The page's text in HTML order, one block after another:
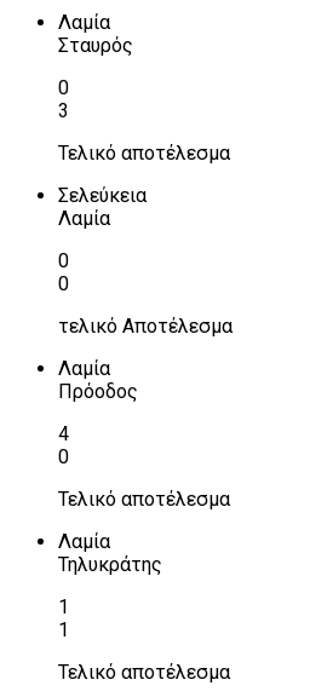
Λαμία
Σταυρός
0
3
Τελικό αποτέλεσμα
Σελεύκεια
Λαμία
0
0
τελικό Αποτέλεσμα
Λαμία
Πρόοδος
4
0
Τελικό αποτέλεσμα
Λαμία
Τηλυκράτης
1
1
Τελικό αποτέλεσμα